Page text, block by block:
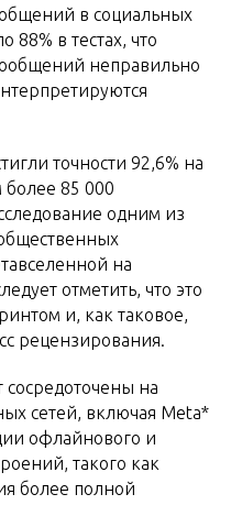
в социальных
88% в тестах, что
неправильно
точности 92,6% на
85 000
одним из
на
отметить, что это
и, как таковое,
рецензирования.
сосредоточены на
сетей, включая Meta*
офлайнового и
такого как
более полной